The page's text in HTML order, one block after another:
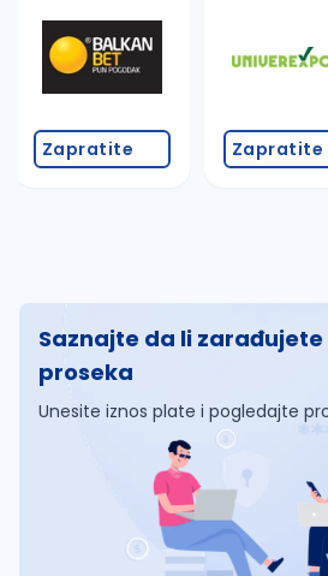
Zapratite Zapratite
Saznajte da li
proseka
Unesite iznos plate i pogledajte